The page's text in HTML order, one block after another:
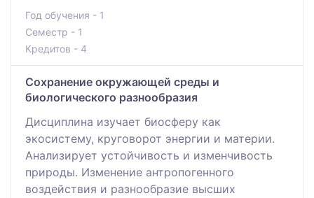
Год обучения - 1
Семестр - 1
Кредитов - 4
Сохранение окружающей среды и
биологического разнообразия
Дисциплина изучает биосферу как
экосистему, круговорот энергии и материи.
Анализирует устойчивость и изменчивость
природы. Изменение антропогенного
воздействия и разнообразие высших